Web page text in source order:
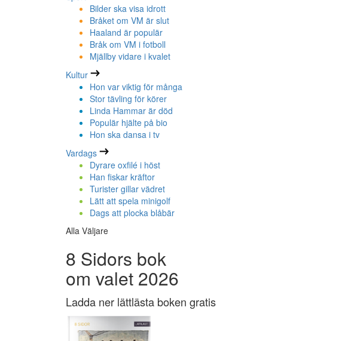
Bilder ska visa idrott
Bråket om VM är slut
Haaland är populär
Bråk om VM i fotboll
Mjällby vidare i kvalet
Kultur
Hon var viktig för många
Stor tävling för körer
Linda Hammar är död
Populär hjälte på bio
Hon ska dansa i tv
Vardags
Dyrare oxfilé i höst
Han fiskar kräftor
Turister gillar vädret
Lätt att spela minigolf
Dags att plocka blåbär
Alla Väljare
8 Sidors bok
om valet 2026
Ladda ner lättlästa boken gratis